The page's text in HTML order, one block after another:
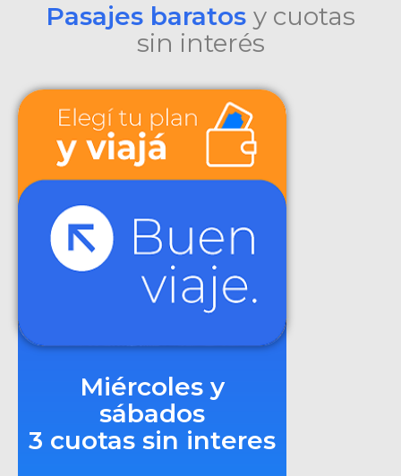
Pasajes baratos y cuotas
sin interés
Miércoles y
sábados
3 cuotas sin interes